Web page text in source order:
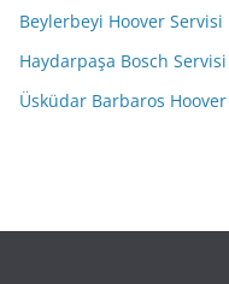
Beylerbeyi Hoover Servisi
Haydarpaşa Bosch Servisi
Üsküdar Barbaros